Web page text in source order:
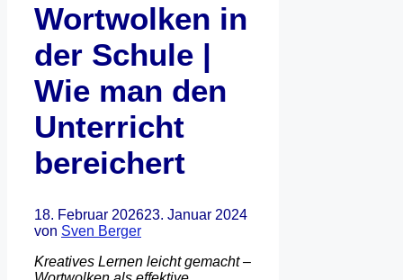
Wortwolken in
der Schule |
Wie man den
Unterricht
bereichert
18. Februar 202623. Januar 2024
von Sven Berger
Kreatives Lernen leicht gemacht –